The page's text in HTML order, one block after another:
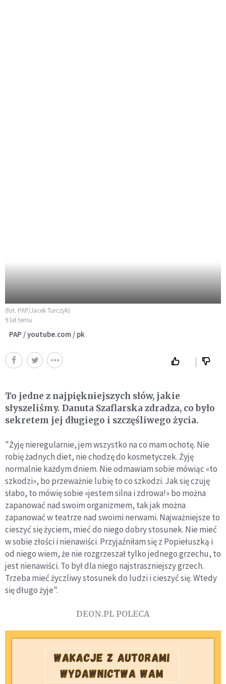
(fot. PAP/Jacek Turczyk)
9 lat temu
PAP / youtube.com / pk
To jedne z najpiękniejszych słów, jakie
słyszeliśmy. Danuta Szaflarska zdradza, co było
sekretem jej długiego i szczęśliwego życia.
"Żyję nieregularnie, jem wszystko na co mam ochotę. Nie
robię żadnych diet, nie chodzę do kosmetyczek. Żyję
normalnie każdym dniem. Nie odmawiam sobie mówiąc «to
szkodzi», bo przeważnie lubię to co szkodzi. Jak się czuję
słabo, to mówię sobie «jestem silna i zdrowa!» bo można
zapanować nad swoim organizmem, tak jak można
zapanować w teatrze nad swoimi nerwami. Najważniejsze to
cieszyć się życiem, mieć do niego dobry stosunek. Nie mieć
w sobie złości i nienawiści. Przyjaźniłam się z Popiełuszką i
od niego wiem, że nie rozgrzeszał tylko jednego grzechu, to
jest nienawiści. To był dla niego najstraszniejszy grzech.
Trzeba mieć życzliwy stosunek do ludzi i cieszyć się. Wtedy
się długo żyje".
DEON.PL POLECA